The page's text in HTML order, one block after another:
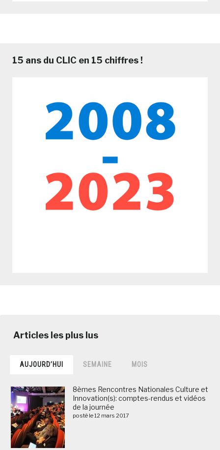
15 ans du CLIC en 15 chiffres !
AUJOURD’HUI SEMAINE MOIS
8èmes Rencontres Nationales Culture et
Innovation(s): comptes-rendus et vidéos
de la journée
posté le 12 mars 2017